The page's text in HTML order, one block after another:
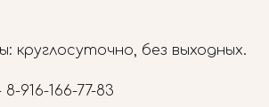
круглосуточно, без выходных.
8-916-166-77-83